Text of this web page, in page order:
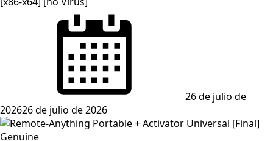
26 de julio de
202626 de julio de 2026